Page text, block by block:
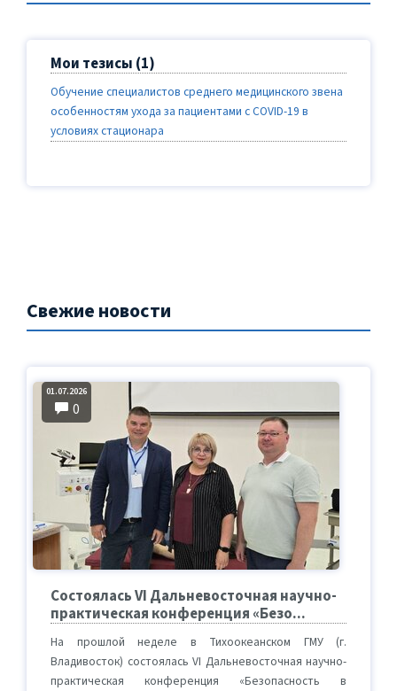
Мои тезисы (1)
Обучение специалистов среднего медицинского звена
особенностям ухода за пациентами с COVID-19 в
условиях стационара
Свежие новости
01.07.2026
0
Состоялась VI Дальневосточная научно-
практическая конференция «Безо...
На прошлой неделе в Тихоокеанском ГМУ (г.
Владивосток) состоялась VI Дальневосточная научно-
практическая конференция «Безопасность в